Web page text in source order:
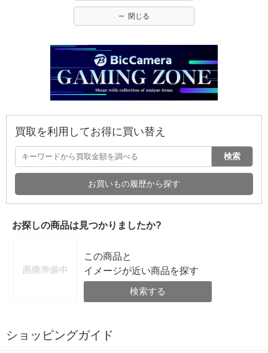
閉じる
買取を利用してお得に買い替え
検索
お買いもの履歴から探す
お探しの商品は見つかりましたか?
この商品と
イメージが近い商品を探す
検索する
ショッピングガイド